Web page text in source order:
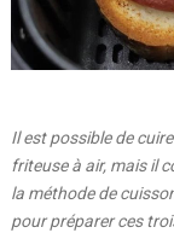
Il est possible de
friteuse à air, mais il
la méthode de
pour préparer ces